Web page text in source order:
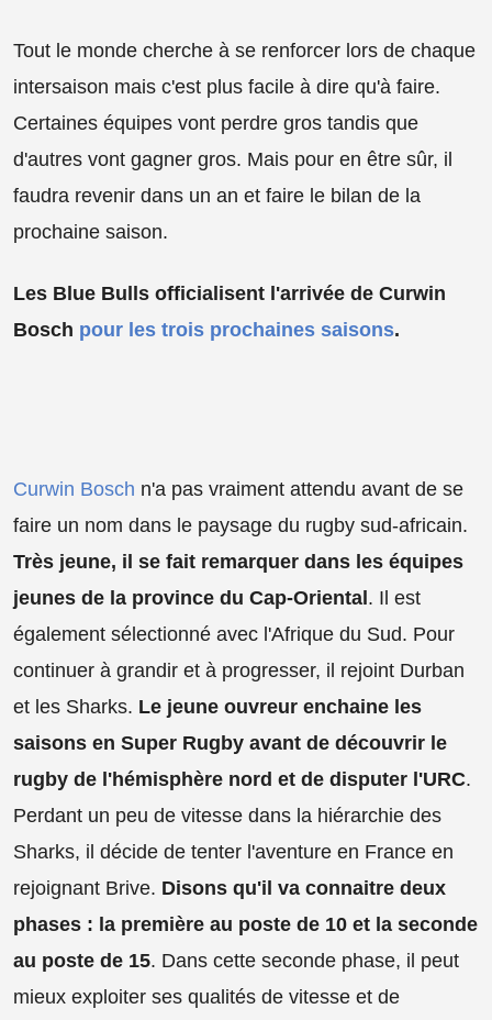
Tout le monde cherche à se renforcer lors de chaque
intersaison mais c'est plus facile à dire qu'à faire.
Certaines équipes vont perdre gros tandis que
d'autres vont gagner gros. Mais pour en être sûr, il
faudra revenir dans un an et faire le bilan de la
prochaine saison.
Les Blue Bulls officialisent l'arrivée de Curwin
Bosch pour les trois prochaines saisons.
Curwin Bosch n'a pas vraiment attendu avant de se
faire un nom dans le paysage du rugby sud-africain.
Très jeune, il se fait remarquer dans les équipes
jeunes de la province du Cap-Oriental. Il est
également sélectionné avec l'Afrique du Sud. Pour
continuer à grandir et à progresser, il rejoint Durban
et les Sharks. Le jeune ouvreur enchaine les
saisons en Super Rugby avant de découvrir le
rugby de l'hémisphère nord et de disputer l'URC.
Perdant un peu de vitesse dans la hiérarchie des
Sharks, il décide de tenter l'aventure en France en
rejoignant Brive. Disons qu'il va connaitre deux
phases : la première au poste de 10 et la seconde
au poste de 15. Dans cette seconde phase, il peut
mieux exploiter ses qualités de vitesse et de